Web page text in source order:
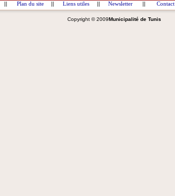
|| Plan du site || Liens utiles || Newsletter || Contact
Copyright © 2009Municipalité de Tunis